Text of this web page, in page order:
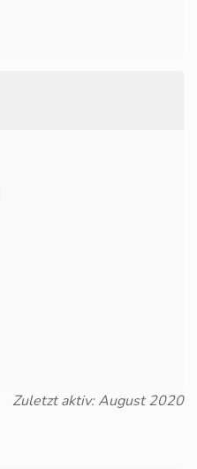
Zuletzt aktiv: August 2020